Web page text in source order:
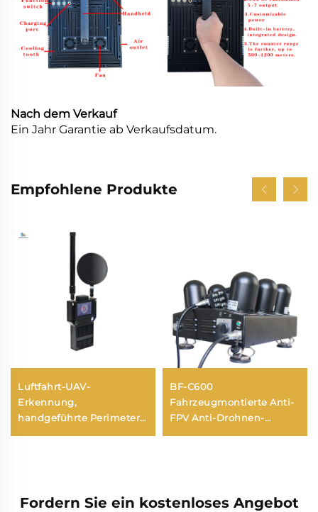
Nach dem Verkauf
Ein Jahr Garantie ab Verkaufsdatum.
Empfohlene Produkte
Luftfahrt-UAV-
Erkennung,
handgeführte Perimeter-
BF-C600
Fahrzeugmontierte Anti-
FPV Anti-Drohnen-
Fordern Sie ein kostenloses Angebot